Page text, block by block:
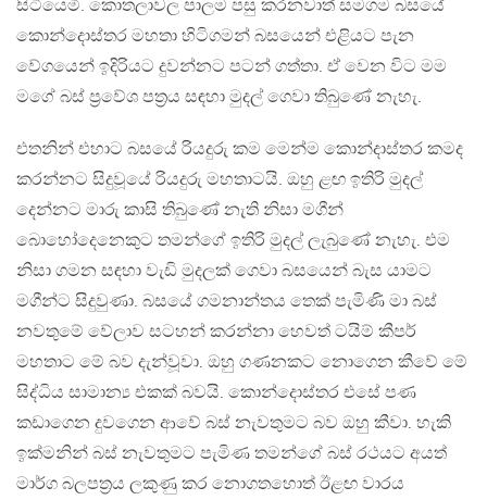
සිටියෙමි. කොතලාවල පාලම පසු කරනවාත් සමගම බසයේ
කොන්දොස්තර මහතා හිටිගමන් බසයෙන් එළියට පැන
වේගයෙන් ඉදිරියට දුවන්නට පටන් ගත්තා. ඒ වෙන විට මම
මගේ බස් ප්‍රවේශ පත්‍රය සඳහා මුදල් ගෙවා තිබුණේ නැහැ.
එතනින් එහාට බසයේ රියදුරු කම මෙන්ම කොන්දාස්තර කමද
කරන්නට සිදුවූයේ රියදුරු මහතාටයි. ඔහු ළඟ ඉතිරි මුදල්
දෙන්නට මාරු කාසි තිබුණේ නැති නිසා මගීන්
බොහෝදෙනෙකුට තමන්ගේ ඉතිරි මුදල් ලැබුණේ නැහැ. එම
නිසා ගමන සඳහා වැඩි මුදලක් ගෙවා බසයෙන් බැස යාමට
මගීන්ට සිදුවුණා. බසයේ ගමනාන්තය තෙක් පැමිණි මා බස්
නවතුමේ වේලාව සටහන් කරන්නා හෙවත් ටයිම් කීපර්
මහතාට මේ බව දැන්වූවා. ඔහු ගණනකට නොගෙන කීවේ මේ
සිද්ධිය සාමාන්‍ය එකක් බවයි. කොන්දොස්තර එසේ පණ
කඩාගෙන දුවගෙන ආවේ බස් නැවතුමට බව ඔහු කීවා. හැකි
ඉක්මනින් බස් නැවතුමට පැමිණ තමන්ගේ බස් රථයට අයත්
මාර්ග බලපත්‍රය ලකුණු කර නොගතහොත් ඊළඟ වාරය